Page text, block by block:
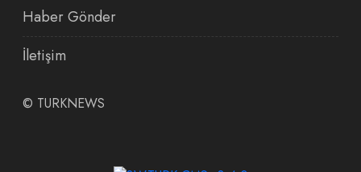
Haber Gönder
İletişim
© TURKNEWS